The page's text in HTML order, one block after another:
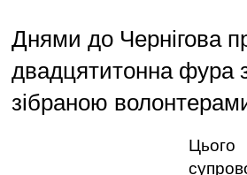
Днями до Чернігова
двадцятитонна фура
зібраною